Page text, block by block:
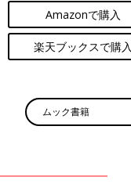
Amazonで購入
楽天ブックスで購入
ムック書籍